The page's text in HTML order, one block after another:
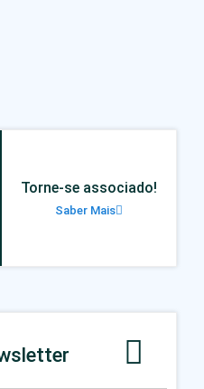
Torne-se associado!
Saber Mais